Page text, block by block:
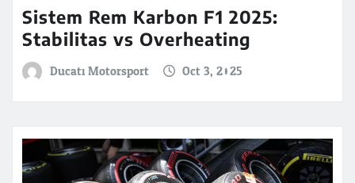
Sistem Rem Karbon F1 2025:
Stabilitas vs Overheating
Ducati Motorsport Oct 3, 2025